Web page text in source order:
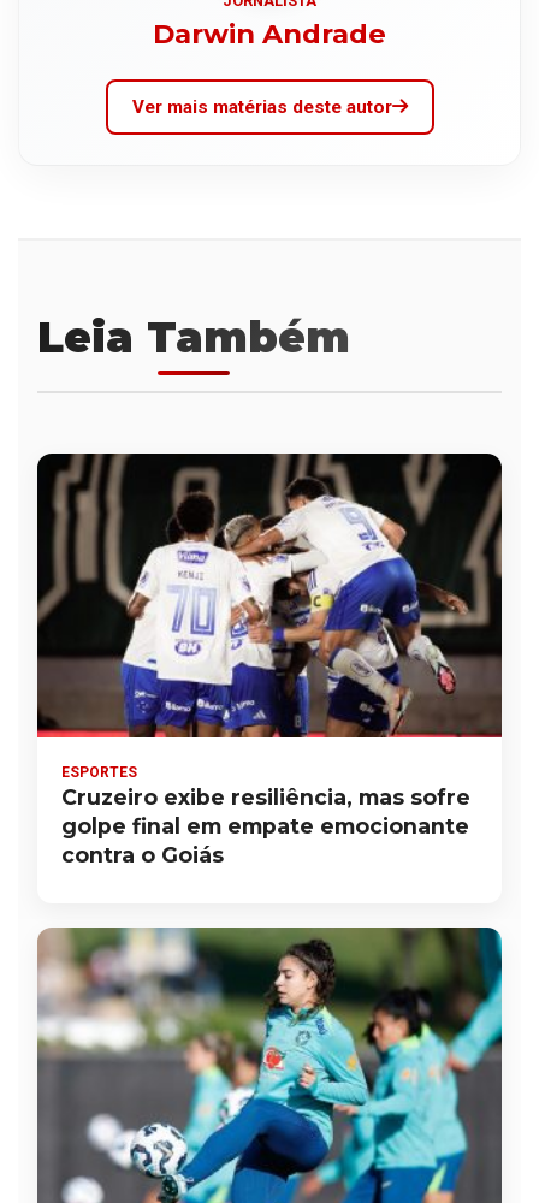
Darwin Andrade
Ver mais matérias deste autor
Leia Também
ESPORTES
Cruzeiro exibe resiliência, mas sofre
golpe final em empate emocionante
contra o Goiás